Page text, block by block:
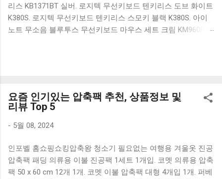
리스 KB1371BT 실버. 로지텍 무선키보드 텐키리스 도브 화이트
K380S. 로지텍 무선키보드 텐키리스 스모키 블랙 K380S. 아이
노트 무소음 블루투스 무선키보드 마우스 세트 크림 KM960RB
혜택을 놓치지 마세요. 다양한 할인 혜택과 빠른배송 혜택을 놓
치지 않도록 먼저 확인해보세요. 추가할인 확인하기 상품 하나
를 사더라도 종류도 많고, 가격도 다양해서 결정이 많이 어려우
많을 수 밖에 없습니다. 다양한 상품들을 상세스펙 과 가격 을
꼼꼼히 비교해서 구매하실 수 있도록 순위 추천 해드릴게요. 특
가상품 보러가기 추천상품 Best 유니콘 멀티페어링 스마트폰
요즘 인기있는 압축팩 추천, 상품정보 및
리뷰 Top 5
- 5월 08, 2024
인포벨 홈쇼핑쇼킹압축왕 청소기 필요없는 여행용 겨울옷 진공
압축팩 패딩 의류용 이불 진공팩 1세트 1개입. 코멧 의류용 압축
팩 50 x 60 cm 12개 1개. 코멧 이불 압축팩 대형 4개입 1개. 퍼베